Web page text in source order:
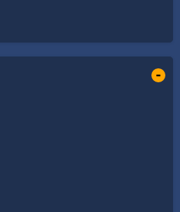
-